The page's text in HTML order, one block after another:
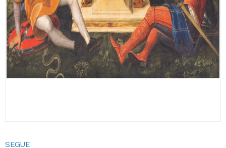
SEGUE